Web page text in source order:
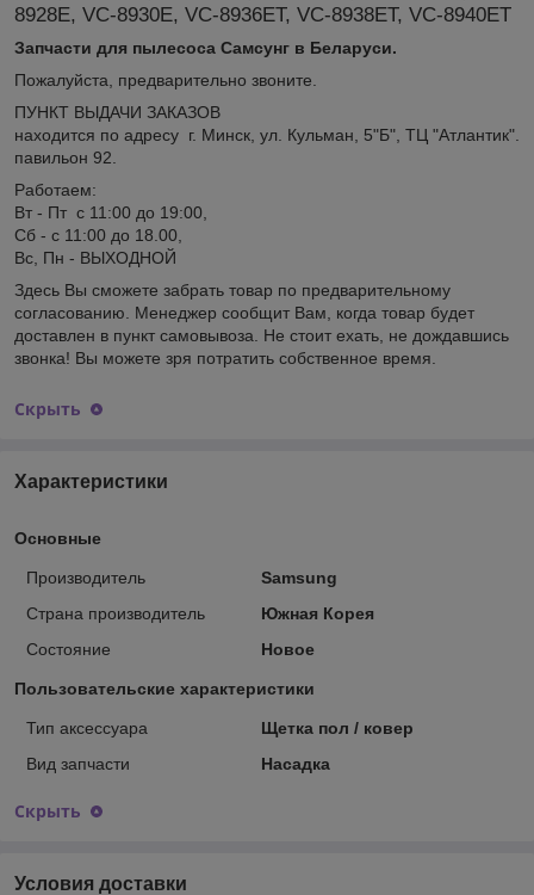
8928E, VC-8930E, VC-8936ET, VC-8938ET, VC-8940ET
Запчасти для пылесоса Самсунг в Беларуси.
Пожалуйста, предварительно звоните.
ПУНКТ ВЫДАЧИ ЗАКАЗОВ
находится по адресу г. Минск, ул. Кульман, 5"Б", ТЦ "Атлантик".
павильон 92.
Работаем:
Вт - Пт с 11:00 до 19:00,
Сб - с 11:00 до 18.00,
Вс, Пн - ВЫХОДНОЙ
Здесь Вы сможете забрать товар по предварительному
согласованию. Менеджер сообщит Вам, когда товар будет
доставлен в пункт самовывоза. Не стоит ехать, не дождавшись
звонка! Вы можете зря потратить собственное время.
Скрыть
Характеристики
Основные
Производитель
Samsung
Страна производитель
Южная Корея
Состояние
Новое
Пользовательские характеристики
Тип аксессуара
Щетка пол / ковер
Вид запчасти
Насадка
Скрыть
Условия доставки